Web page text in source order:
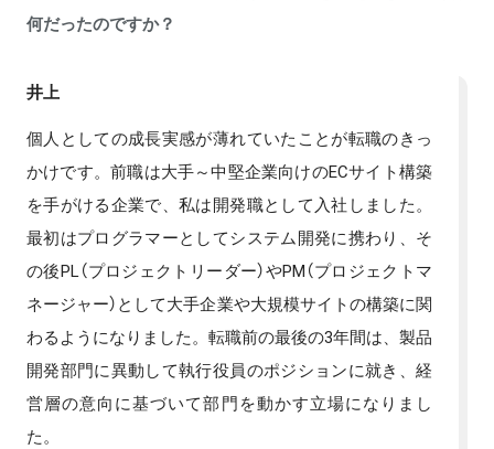
何だったのですか？
井上
個人としての成長実感が薄れていたことが転職のきっ
かけです。前職は大手～中堅企業向けのECサイト構築
を手がける企業で、私は開発職として入社しました。
最初はプログラマーとしてシステム開発に携わり、そ
の後PL（プロジェクトリーダー）やPM（プロジェクトマ
ネージャー）として大手企業や大規模サイトの構築に関
わるようになりました。転職前の最後の3年間は、製品
開発部門に異動して執行役員のポジションに就き、経
営層の意向に基づいて部門を動かす立場になりまし
た。